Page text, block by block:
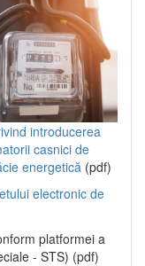
introducerea
casnici de
energetică (pdf)
electronic de
platformei a
- STS) (pdf)